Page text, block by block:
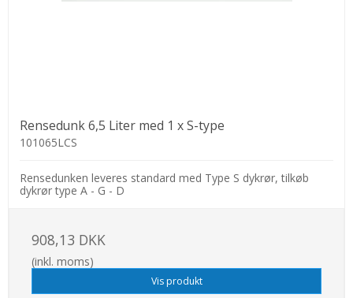
Rensedunk 6,5 Liter med 1 x S-type
101065LCS
Rensedunken leveres standard med Type S dykrør, tilkøb
dykrør type A - G - D
908,13 DKK
(inkl. moms)
Vis produkt